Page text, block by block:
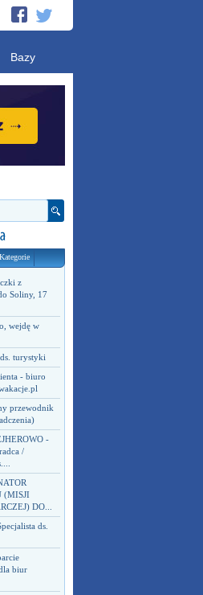
Bazy
Kategorie
z
Soliny, 17
wejdę w
turystyki
- biuro
przewodnik
-
/
(MISJI
DO...
ds.
biur